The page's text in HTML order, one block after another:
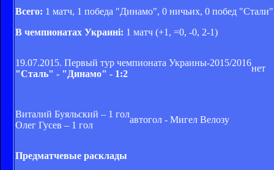
Всего: 1 матч, 1 победа "Динамо", 0 ничьих, 0 побед
В чемпионатах Украині: 1 матч (+1, =0, -0, 2-1)
19.07.2015. Первый тур чемпионата Украины-2015/2016
"Сталь" - "Динамо" - 1:2
нет
Виталий Буяльский – 1 гол
Олег Гусев – 1 гол
автогол - Мигел Велозу
Предматчевые расклады